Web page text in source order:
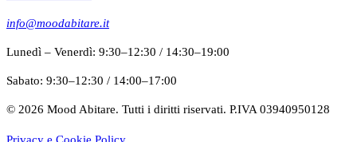
info@moodabitare.it
Lunedì – Venerdì: 9:30–12:30 / 14:30–19:00
Sabato: 9:30–12:30 / 14:00–17:00
© 2026 Mood Abitare. Tutti i diritti riservati. P.IVA 03940950128